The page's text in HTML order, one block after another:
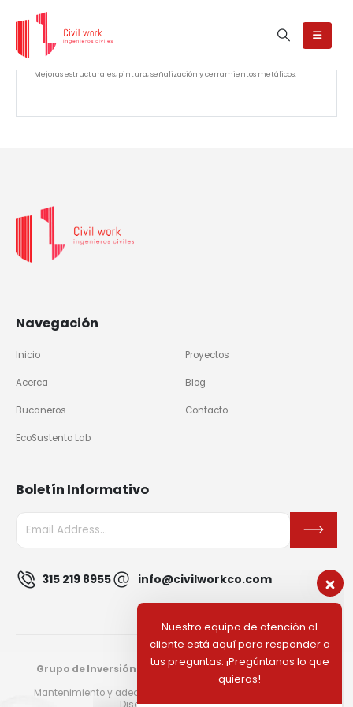
Mejoras estructurales, pintura, señalización y cerramientos metálicos.
Navegación
Inicio
Acerca
Bucaneros
EcoSustento Lab
Proyectos
Blog
Contacto
Boletín Informativo
315 219 8955 info@civilworkco.com
Grupo de Inversión Civil Work & Investment Company
Mantenimiento y adecuación de edificaciones · ISO 9001:2015
Nuestro equipo de atención al
cliente está aquí para responder a
quieras!
Hola, ¿Cómo puedo ayudar?